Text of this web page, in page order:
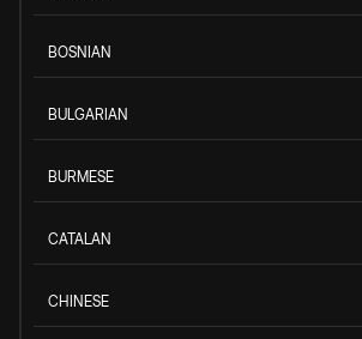
BOSNIAN
BULGARIAN
BURMESE
CATALAN
CHINESE